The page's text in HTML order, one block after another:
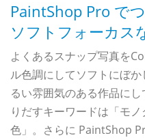
PaintShop Pro で
ソフトフォーカス
よくあるスナップ写真を
ル色調にしてソフトにぼ
るい雰囲気のある作品に
りだすキーワードは「モ
色」。さらに PaintShop